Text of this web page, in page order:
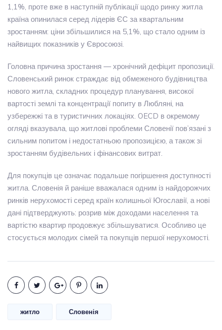
1,1%, проте вже в наступній публікації щодо ринку житла
країна опинилася серед лідерів ЄС за квартальним
зростанням: ціни збільшилися на 5,1%, що стало одним із
найвищих показників у Євросоюзі.
Головна причина зростання — хронічний дефіцит пропозиції.
Словенський ринок страждає від обмеженого будівництва
нового житла, складних процедур планування, високої
вартості землі та концентрації попиту в Любляні, на
узбережжі та в туристичних локаціях. OECD в окремому
огляді вказувала, що житлові проблеми Словенії пов’язані з
сильним попитом і недостатньою пропозицією, а також зі
зростанням будівельних і фінансових витрат.
Для покупців це означає подальше погіршення доступності
житла. Словенія й раніше вважалася одним із найдорожчих
ринків нерухомості серед країн колишньої Югославії, а нові
дані підтверджують: розрив між доходами населення та
вартістю квартир продовжує збільшуватися. Особливо це
стосується молодих сімей та покупців першої нерухомості.
житло Словенія